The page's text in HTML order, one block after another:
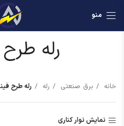
منو
رله
خانه برق صنعتی رله رله طرح
نمایش نوار کناری